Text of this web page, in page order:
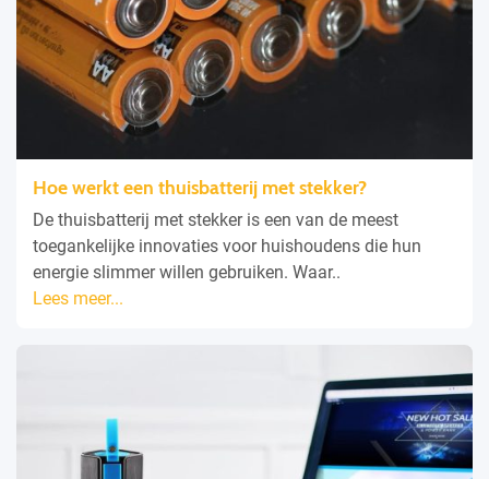
Hoe werkt een thuisbatterij met stekker?
De thuisbatterij met stekker is een van de meest
toegankelijke innovaties voor huishoudens die hun
energie slimmer willen gebruiken. Waar..
Lees meer...